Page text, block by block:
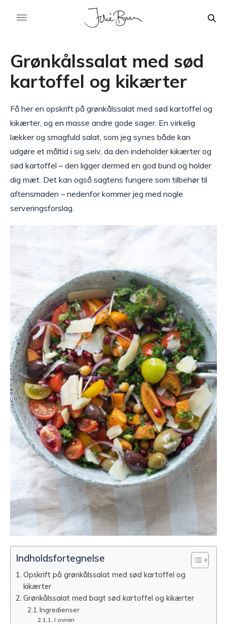
Grønkålssalat med sød
kartoffel og kikærter
Få her en opskrift på grønkålssalat med sød kartoffel og
kikærter, og en masse andre gode sager. En virkelig
lækker og smagfuld salat, som jeg synes både kan
udgøre et måltid i sig selv, da den indeholder kikærter og
sød kartoffel – den ligger dermed en god bund og holder
dig mæt. Det kan også sagtens fungere som tilbehør til
aftensmaden – nedenfor kommer jeg med nogle
serveringsforslag.
Indholdsfortegnelse
Opskrift på grønkålssalat med sød kartoffel og
kikærter
Grønkålssalat med bagt sød kartoffel og kikærter
Ingredienser
I ovnen